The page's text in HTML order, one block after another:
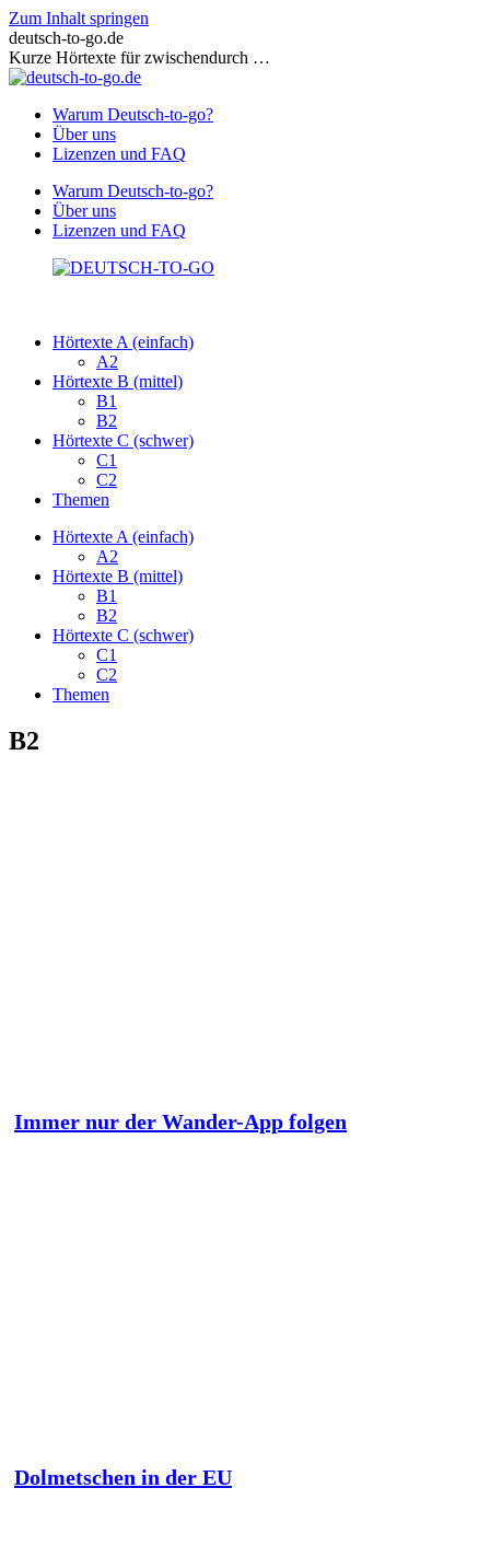
Zum Inhalt springen
deutsch-to-go.de
Kurze Hörtexte für zwischendurch …
Warum Deutsch-to-go?
Über uns
Lizenzen und FAQ
Warum Deutsch-to-go?
Über uns
Lizenzen und FAQ
Hörtexte A (einfach)
A2
Hörtexte B (mittel)
B1
B2
Hörtexte C (schwer)
C1
C2
Themen
Hörtexte A (einfach)
A2
Hörtexte B (mittel)
B1
B2
Hörtexte C (schwer)
C1
C2
Themen
B2
Immer nur der Wander-App folgen
Dolmetschen in der EU